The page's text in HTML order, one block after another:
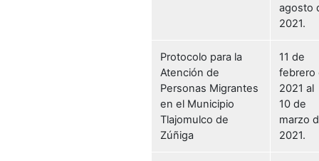
agosto
2021.
Protocolo para la
Atención de
Personas Migrantes
en el Municipio
Tlajomulco de
Zúñiga
11 de
febrero
2021 al
10 de
marzo
2021.